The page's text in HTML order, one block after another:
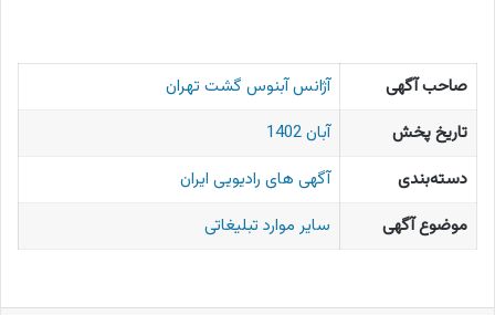
صاحب آگهی
آژانس آبنوس گشت تهران
تاریخ پخش
آبان 1402
دسته‌بندی
آگهی های رادیویی ایران
موضوع آگهی
سایر موارد تبلیغاتی